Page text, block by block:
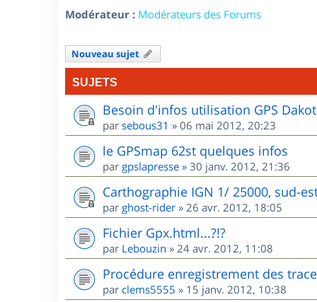
Modérateur : Modérateurs des Forums
Nouveau sujet
SUJETS
Besoin d'infos utilisation GPS
par sebous31 » 06 mai 2012, 20:23
le GPSmap 62st quelques infos
par gpslapresse » 30 janv. 2012, 21:36
Carthographie IGN 1/ 25000, sud-
par ghost-rider » 26 avr. 2012, 18:05
Fichier Gpx.html...?!?
par Lebouzin » 24 avr. 2012, 11:08
Procédure enregistrement des
par clems5555 » 15 janv. 2012, 10:38